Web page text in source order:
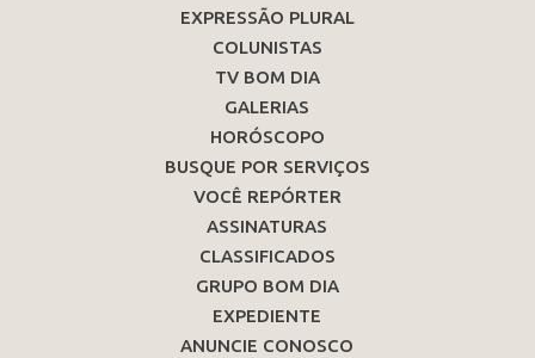
EXPRESSÃO PLURAL
COLUNISTAS
TV BOM DIA
GALERIAS
HORÓSCOPO
BUSQUE POR SERVIÇOS
VOCÊ REPÓRTER
ASSINATURAS
CLASSIFICADOS
GRUPO BOM DIA
EXPEDIENTE
ANUNCIE CONOSCO